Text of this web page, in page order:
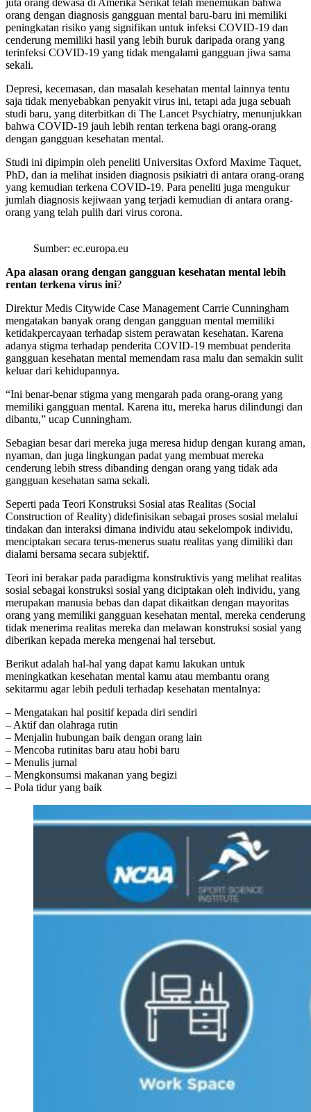
orang dengan diagnosis gangguan mental baru-baru ini memiliki
peningkatan risiko yang signifikan untuk infeksi COVID-19 dan
cenderung memiliki hasil yang lebih buruk daripada orang yang
terinfeksi COVID-19 yang tidak mengalami gangguan jiwa sama
sekali.
Depresi, kecemasan, dan masalah kesehatan mental lainnya tentu
saja tidak menyebabkan penyakit virus ini, tetapi ada juga sebuah
studi baru, yang diterbitkan di The Lancet Psychiatry, menunjukkan
bahwa COVID-19 jauh lebih rentan terkena bagi orang-orang
dengan gangguan kesehatan mental.
Studi ini dipimpin oleh peneliti Universitas Oxford Maxime Taquet,
PhD, dan ia melihat insiden diagnosis psikiatri di antara orang-orang
yang kemudian terkena COVID-19. Para peneliti juga mengukur
jumlah diagnosis kejiwaan yang terjadi kemudian di antara orang-
orang yang telah pulih dari virus corona.
Sumber: ec.europa.eu
Apa alasan orang dengan gangguan kesehatan mental lebih
rentan terkena virus ini?
Direktur Medis Citywide Case Management Carrie Cunningham
mengatakan banyak orang dengan gangguan mental memiliki
ketidakpercayaan terhadap sistem perawatan kesehatan. Karena
adanya stigma terhadap penderita COVID-19 membuat penderita
gangguan kesehatan mental memendam rasa malu dan semakin sulit
keluar dari kehidupannya.
“Ini benar-benar stigma yang mengarah pada orang-orang yang
memiliki gangguan mental. Karena itu, mereka harus dilindungi dan
dibantu,” ucap Cunningham.
Sebagian besar dari mereka juga meresa hidup dengan kurang aman,
nyaman, dan juga lingkungan padat yang membuat mereka
cenderung lebih stress dibanding dengan orang yang tidak ada
gangguan kesehatan sama sekali.
Seperti pada Teori Konstruksi Sosial atas Realitas (Social
Construction of Reality) didefinisikan sebagai proses sosial melalui
tindakan dan interaksi dimana individu atau sekelompok individu,
menciptakan secara terus-menerus suatu realitas yang dimiliki dan
dialami bersama secara subjektif.
Teori ini berakar pada paradigma konstruktivis yang melihat realitas
sosial sebagai konstruksi sosial yang diciptakan oleh individu, yang
merupakan manusia bebas dan dapat dikaitkan dengan mayoritas
orang yang memiliki gangguan kesehatan mental, mereka cenderung
tidak menerima realitas mereka dan melawan konstruksi sosial yang
diberikan kepada mereka mengenai hal tersebut.
Berikut adalah hal-hal yang dapat kamu lakukan untuk
meningkatkan kesehatan mental kamu atau membantu orang
sekitarmu agar lebih peduli terhadap kesehatan mentalnya:
– Mengatakan hal positif kepada diri sendiri
– Aktif dan olahraga rutin
– Menjalin hubungan baik dengan orang lain
– Mencoba rutinitas baru atau hobi baru
– Menulis jurnal
– Mengkonsumsi makanan yang begizi
– Pola tidur yang baik